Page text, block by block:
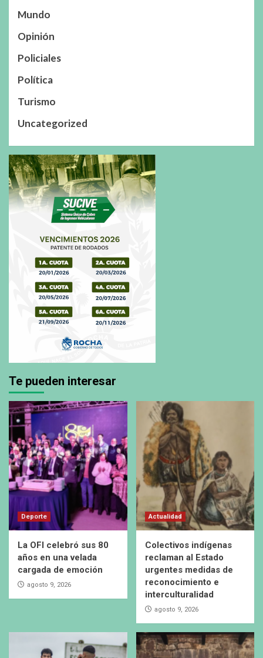
Mundo
Opinión
Policiales
Política
Turismo
Uncategorized
Te pueden interesar
Deporte
La OFI celebró sus 80
años en una velada
cargada de emoción
agosto 9, 2026
Actualidad
Colectivos indígenas
reclaman al Estado
urgentes medidas de
reconocimiento e
interculturalidad
agosto 9, 2026